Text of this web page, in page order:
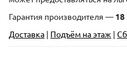
Гарантия производителя — 18
Доставка
Подъём на этаж